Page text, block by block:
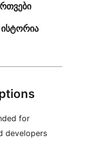
ისტორია
for
developers